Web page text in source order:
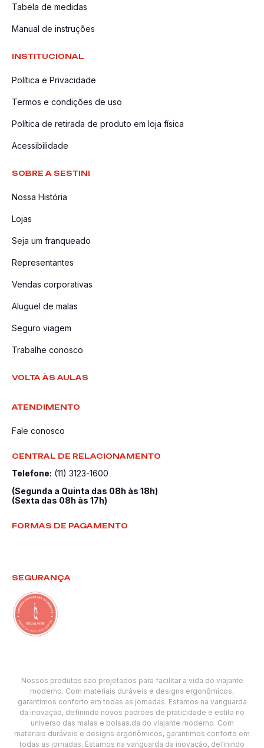
Tabela de medidas
Manual de instruções
INSTITUCIONAL
Política e Privacidade
Termos e condições de uso
Política de retirada de produto em loja física
Acessibilidade
SOBRE A SESTINI
Nossa História
Lojas
Seja um franqueado
Representantes
Vendas corporativas
Aluguel de malas
Seguro viagem
Trabalhe conosco
VOLTA ÀS AULAS
ATENDIMENTO
Fale conosco
CENTRAL DE RELACIONAMENTO
Telefone: (11) 3123-1600
(Segunda a Quinta das 08h às 18h)
(Sexta das 08h às 17h)
FORMAS DE PAGAMENTO
SEGURANÇA
Nossos produtos são projetados para facilitar a vida do viajante
moderno. Com materiais duráveis e designs ergonômicos,
garantimos conforto em todas as jornadas. Estamos na vanguarda
da inovação, definindo novos padrões de praticidade e estilo no
universo das malas e bolsas.da do viajante moderno. Com
materiais duráveis e designs ergonômicos, garantimos conforto em
todas as jornadas. Estamos na vanguarda da inovação, definindo